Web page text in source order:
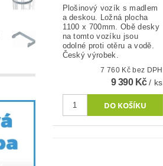
Plošinový vozík s madlem
a deskou. Ložná plocha
1100 x 700mm. Obě desky
na tomto vozíku jsou
odolné proti otěru a vodě.
Český výrobek.
7 760 Kč bez DPH
9 390 Kč/ ks